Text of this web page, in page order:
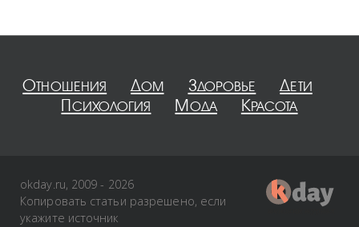
Отношения Дом Здоровье
Дети
Психология
Мода Красота
okday.ru, 2009 - 2026
Копировать статьи разрешено, если
укажите источник